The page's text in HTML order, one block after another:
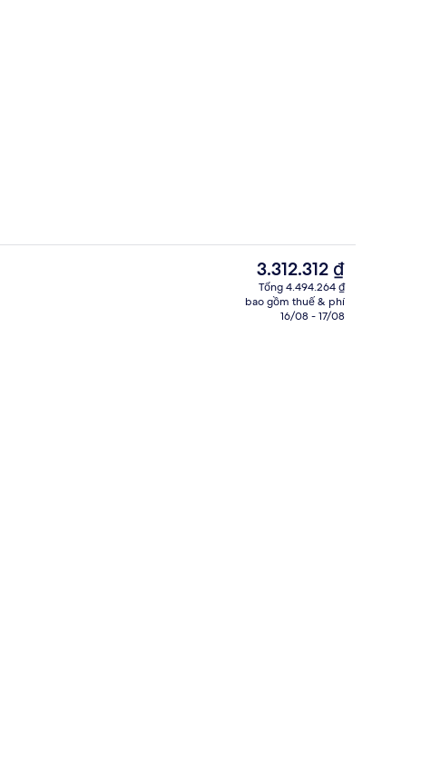
Bao gồm bữa sáng mang đi hàng
Giá
hiện
tại
3.312.312 ₫
Tổng 4.494.264 ₫
bao gồm thuế & phí
16/08 - 17/08